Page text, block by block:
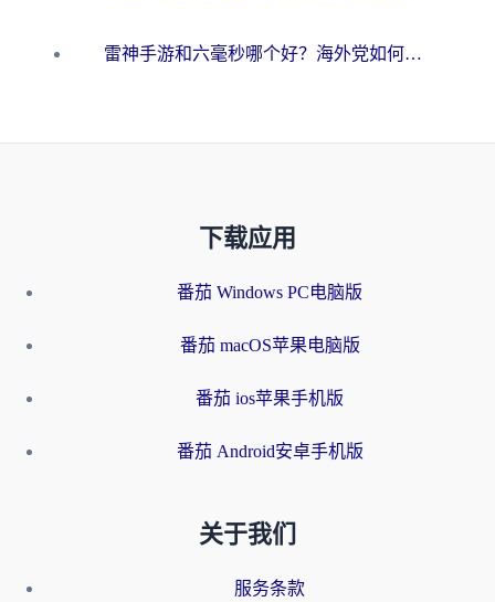
雷神手游和六毫秒哪个好？海外党如何真正解锁国内资源
下载应用
番茄 Windows PC电脑版
番茄 macOS苹果电脑版
番茄 ios苹果手机版
番茄 Android安卓手机版
关于我们
服务条款